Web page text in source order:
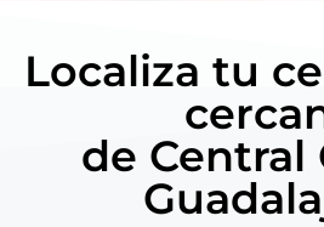
Localiza tu
de Central